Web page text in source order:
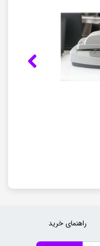
راهنمای خرید